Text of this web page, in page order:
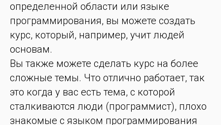
определенной области или языке
программирования, вы можете создать
курс, который, например, учит людей
основам.
Вы также можете сделать курс на более
сложные темы. Что отлично работает, так
это когда у вас есть тема, с которой
сталкиваются люди (программист), плохо
знакомые с языком программирования